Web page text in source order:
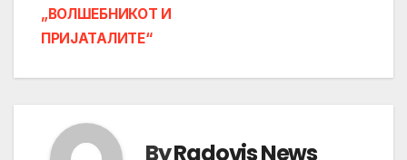
„ВОЛШЕБНИКОТ И
ПРИЈАТАЛИТЕ“
ByRadovis News